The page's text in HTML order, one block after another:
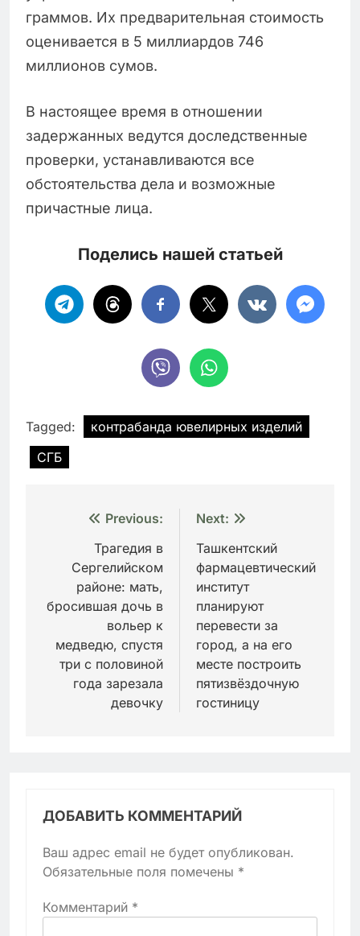
граммов. Их предварительная стоимость
оценивается в 5 миллиардов 746
миллионов сумов.
В настоящее время в отношении
задержанных ведутся доследственные
проверки, устанавливаются все
обстоятельства дела и возможные
причастные лица.
Поделись нашей статьей
Tagged:
контрабанда ювелирных изделий
СГБ
Навигация
записям
Previous:
Трагедия в
Сергелийском
районе: мать,
бросившая дочь в
вольер к
медведю, спустя
три с половиной
года зарезала
девочку
Next:
Ташкентский
фармацевтический
институт
планируют
перевести за
город, а на его
месте построить
пятизвёздочную
гостиницу
ДОБАВИТЬ КОММЕНТАРИЙ
Ваш адрес email не будет опубликован.
Обязательные поля помечены *
Комментарий *